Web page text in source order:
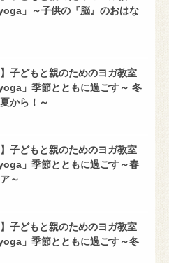
」～子供の『脳』のおはな
】子どもと親のためのヨガ教室
」季節とともに過ごす～ 冬
から！～
】子どもと親のためのヨガ教室
」季節とともに過ごす～春
～
】子どもと親のためのヨガ教室
」季節とともに過ごす～冬